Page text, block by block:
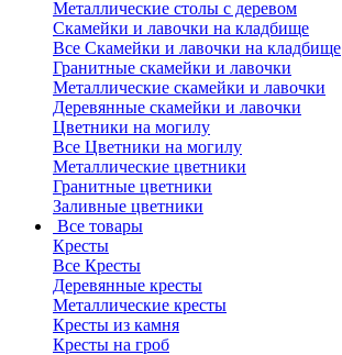
Металлические столы с деревом
Скамейки и лавочки на кладбище
Все Скамейки и лавочки на кладбище
Гранитные скамейки и лавочки
Металлические скамейки и лавочки
Деревянные скамейки и лавочки
Цветники на могилу
Все Цветники на могилу
Металлические цветники
Гранитные цветники
Заливные цветники
Все товары
Кресты
Все Кресты
Деревянные кресты
Металлические кресты
Кресты из камня
Кресты на гроб